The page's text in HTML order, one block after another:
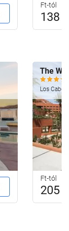
Ft-tól
138
The
Los
Ft-tól
205